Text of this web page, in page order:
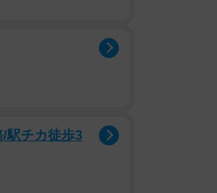
駅チカ徒歩3